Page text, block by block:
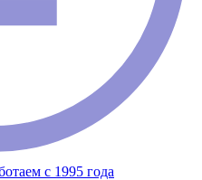
с 1995 года